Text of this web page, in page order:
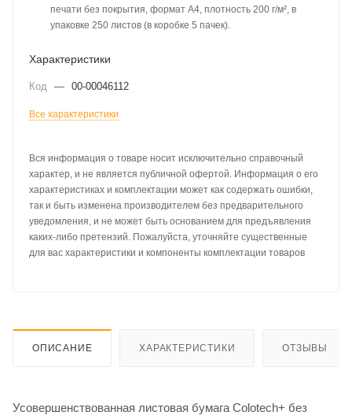
печати без покрытия, формат A4, плотность 200 г/м², в
упаковке 250 листов (в коробке 5 пачек).
Характеристики
Код — 00-00046112
Все характеристики
Вся информация о товаре носит исключительно справочный
характер, и не является публичной офертой. Информация о его
характеристиках и комплектации может как содержать ошибки,
так и быть изменена производителем без предварительного
уведомления, и не может быть основанием для предъявления
каких-либо претензий. Пожалуйста, уточняйте существенные
для вас характеристики и компоненты комплектации товаров
ОПИСАНИЕ ХАРАКТЕРИСТИКИ ОТЗЫВЫ
Усовершенствованная листовая бумага Colotech+ без